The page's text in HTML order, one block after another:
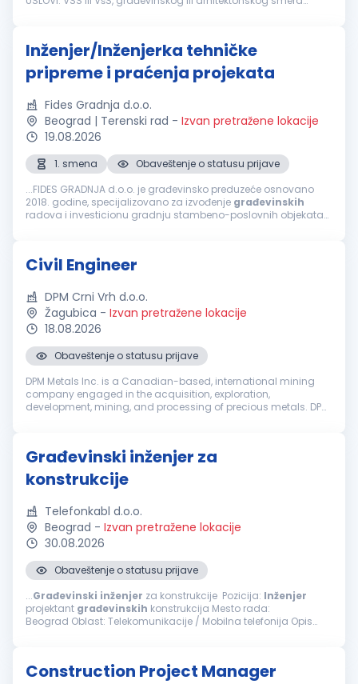
Inženjer/Inženjerka tehničke
pripreme i praćenja projekata
Fides Gradnja d.o.o.
Beograd | Terenski rad - Izvan pretražene lokacije
19.08.2026
1. smena
Obaveštenje o statusu prijave
...FIDES GRADNJA d.o.o. je građevinsko preduzeće osnovano
2018. godine, specijalizovano za izvođenje građevinskih
radova i investicionu gradnju stambeno-poslovnih objekata
Civil Engineer
DPM Crni Vrh d.o.o.
Žagubica - Izvan pretražene lokacije
18.08.2026
Obaveštenje o statusu prijave
DPM Metals Inc. is a Canadian-based, international mining
company engaged in the acquisition, exploration,
development, mining, and processing of precious metals. DPM
Građevinski inženjer za
konstrukcije
Telefonkabl d.o.o.
Beograd - Izvan pretražene lokacije
30.08.2026
Obaveštenje o statusu prijave
...Građevinski inženjer za konstrukcije Pozicija: Inženjer
projektant građevinskih konstrukcija Mesto rada:
Beograd Oblast: Telekomunikacije / Mobilna telefonija Opis
Construction Project Manager